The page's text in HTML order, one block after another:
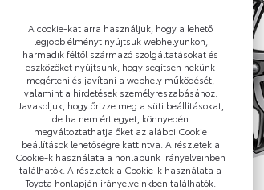
A cookie-kat arra használjuk, hogy a lehető
legjobb élményt nyújtsuk webhelyünkön,
harmadik féltől származó szolgáltatásokat és
eszközöket nyújtsunk, hogy segítsen nekünk
megérteni és javítani a webhely működését,
valamint a hirdetések személyreszabásához.
Javasoljuk, hogy őrizze meg a süti beállításokat,
de ha nem ért egyet, könnyedén
megváltoztathatja őket az alábbi Cookie
beállítások lehetőségre kattintva. A részletek a
Cookie-k használata a honlapunk irányelveinben
találhatók. A részletek a Cookie-k használata a
Toyota honlapján irányelveinkben találhatók.